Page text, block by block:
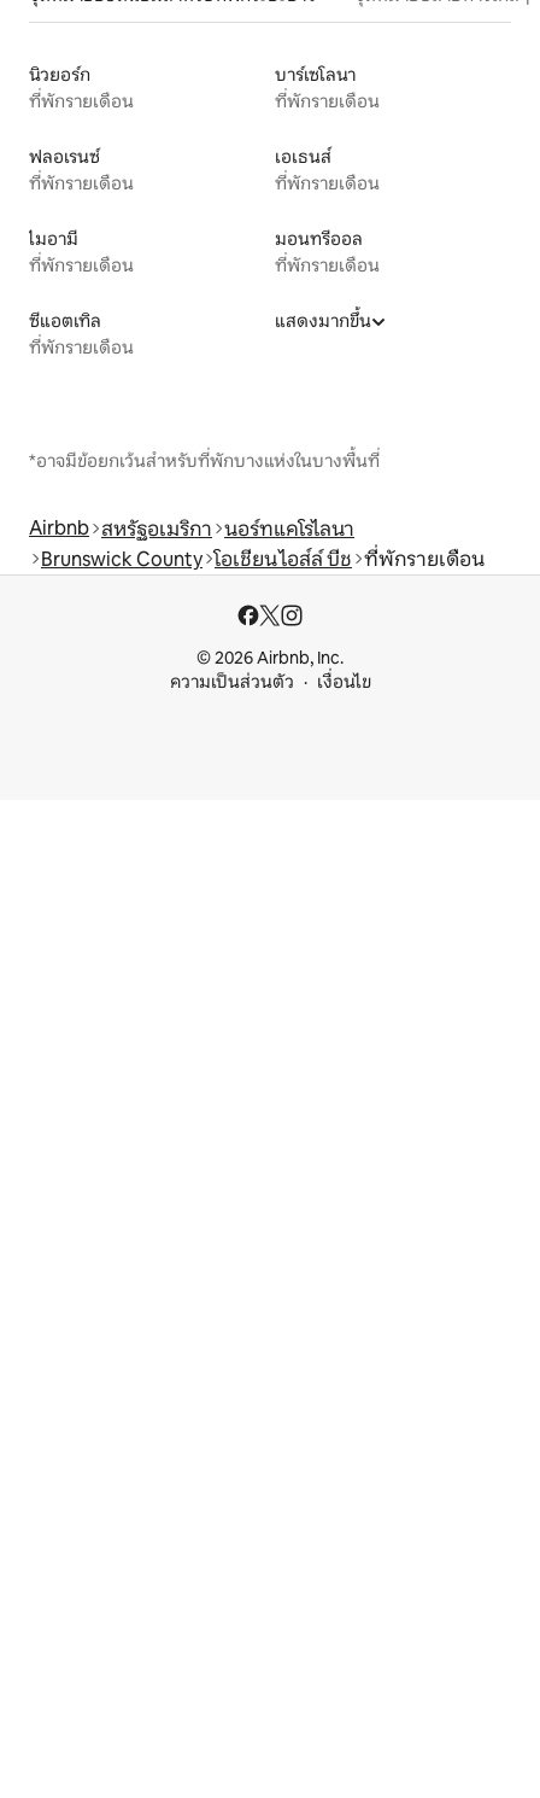
นิวยอร์ก
ที่พักรายเดือน
บาร์เซโลนา
ที่พักรายเดือน
ฟลอเรนซ์
ที่พักรายเดือน
เอเธนส์
ที่พักรายเดือน
ไมอามี
ที่พักรายเดือน
มอนทรีออล
ที่พักรายเดือน
ซีแอตเทิล
ที่พักรายเดือน
แสดงมากขึ้น
*อาจมีข้อยกเว้นสำหรับที่พักบางแห่งในบางพื้นที่
Airbnb สหรัฐอเมริกา นอร์ทแคโรไลนา
Brunswick County โอเชียน ไอส์ล์ บีช ที่พักรายเดือน
© 2026 Airbnb, Inc.
ความเป็นส่วนตัว
เงื่อนไข